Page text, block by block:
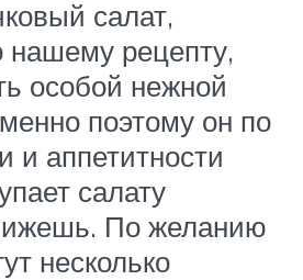
салат,
рецепту,
особой нежной
поэтому он по
и аппетитности
салату
По желанию
несколько